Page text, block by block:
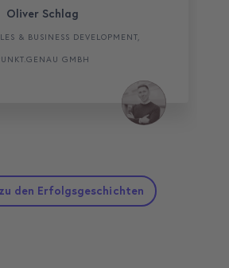
Oliver Schlag
& BUSINESS DEVELOPMENT,
GMBH
den Erfolgsgeschichten